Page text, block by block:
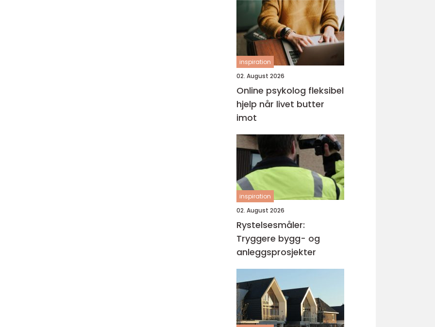
inspiration
02. August 2026
Online psykolog fleksibel
hjelp når livet butter
imot
inspiration
02. August 2026
Rystelsesmåler:
Tryggere bygg- og
anleggsprosjekter